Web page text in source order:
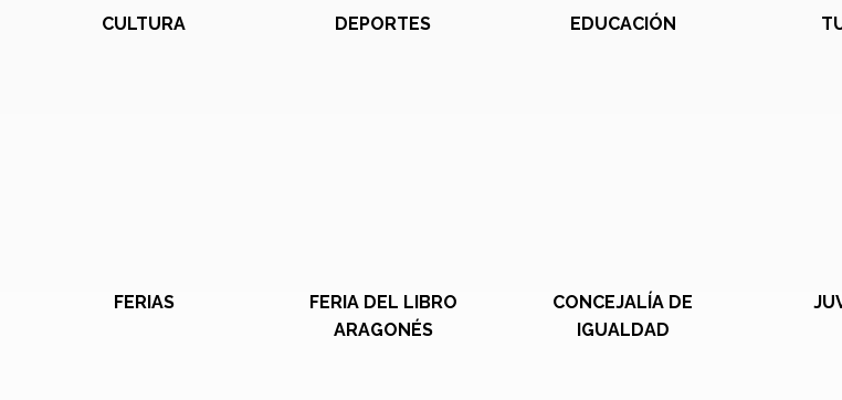
CULTURA DEPORTES EDUCACIÓN
FERIAS
FERIA DEL LIBRO
ARAGONÉS
CONCEJALÍA DE
IGUALDAD